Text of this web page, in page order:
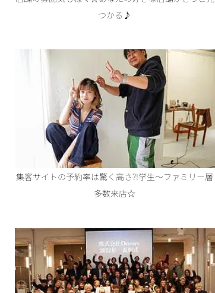
つかる♪
集客サイトの予約率は驚く高さ?!学生～ファミリー層
多数来店☆